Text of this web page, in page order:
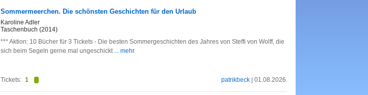
Sommermeerchen. Die schönsten Geschichten für den Urlaub
Karoline Adler
Taschenbuch (2014)
*** Aktion: 10 Bücher für 3 Tickets - Die besten Sommergeschichten des Jahres von Steffi von Wolff, die
sich beim Segeln gerne mal ungeschickt ... mehr
patrikbeck | 01.08.2026
Tickets: 1